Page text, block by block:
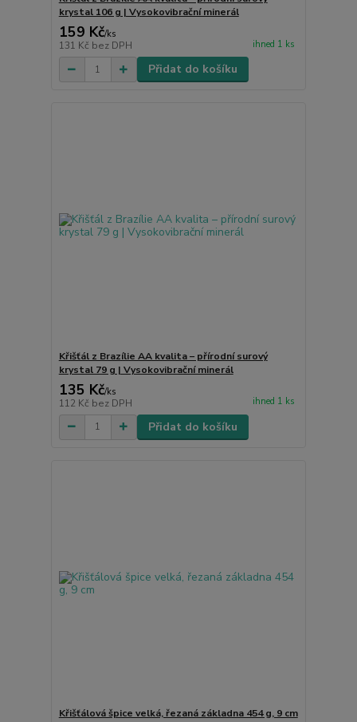
krystal 106 g | Vysokovibrační minerál
159 Kč/ks
131 Kč bez DPH ihned 1 ks
Přidat do košíku
Křišťál z Brazílie AA kvalita – přírodní surový
krystal 79 g | Vysokovibrační minerál
135 Kč/ks
112 Kč bez DPH ihned 1 ks
Přidat do košíku
Křišťálová špice velká, řezaná základna 454 g, 9 cm